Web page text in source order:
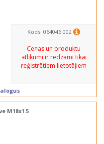
Kods: 064046.002
Cenas un produktu
atlikumi ir redzami tikai
reģistrētiem lietotājiem
M18x1.5